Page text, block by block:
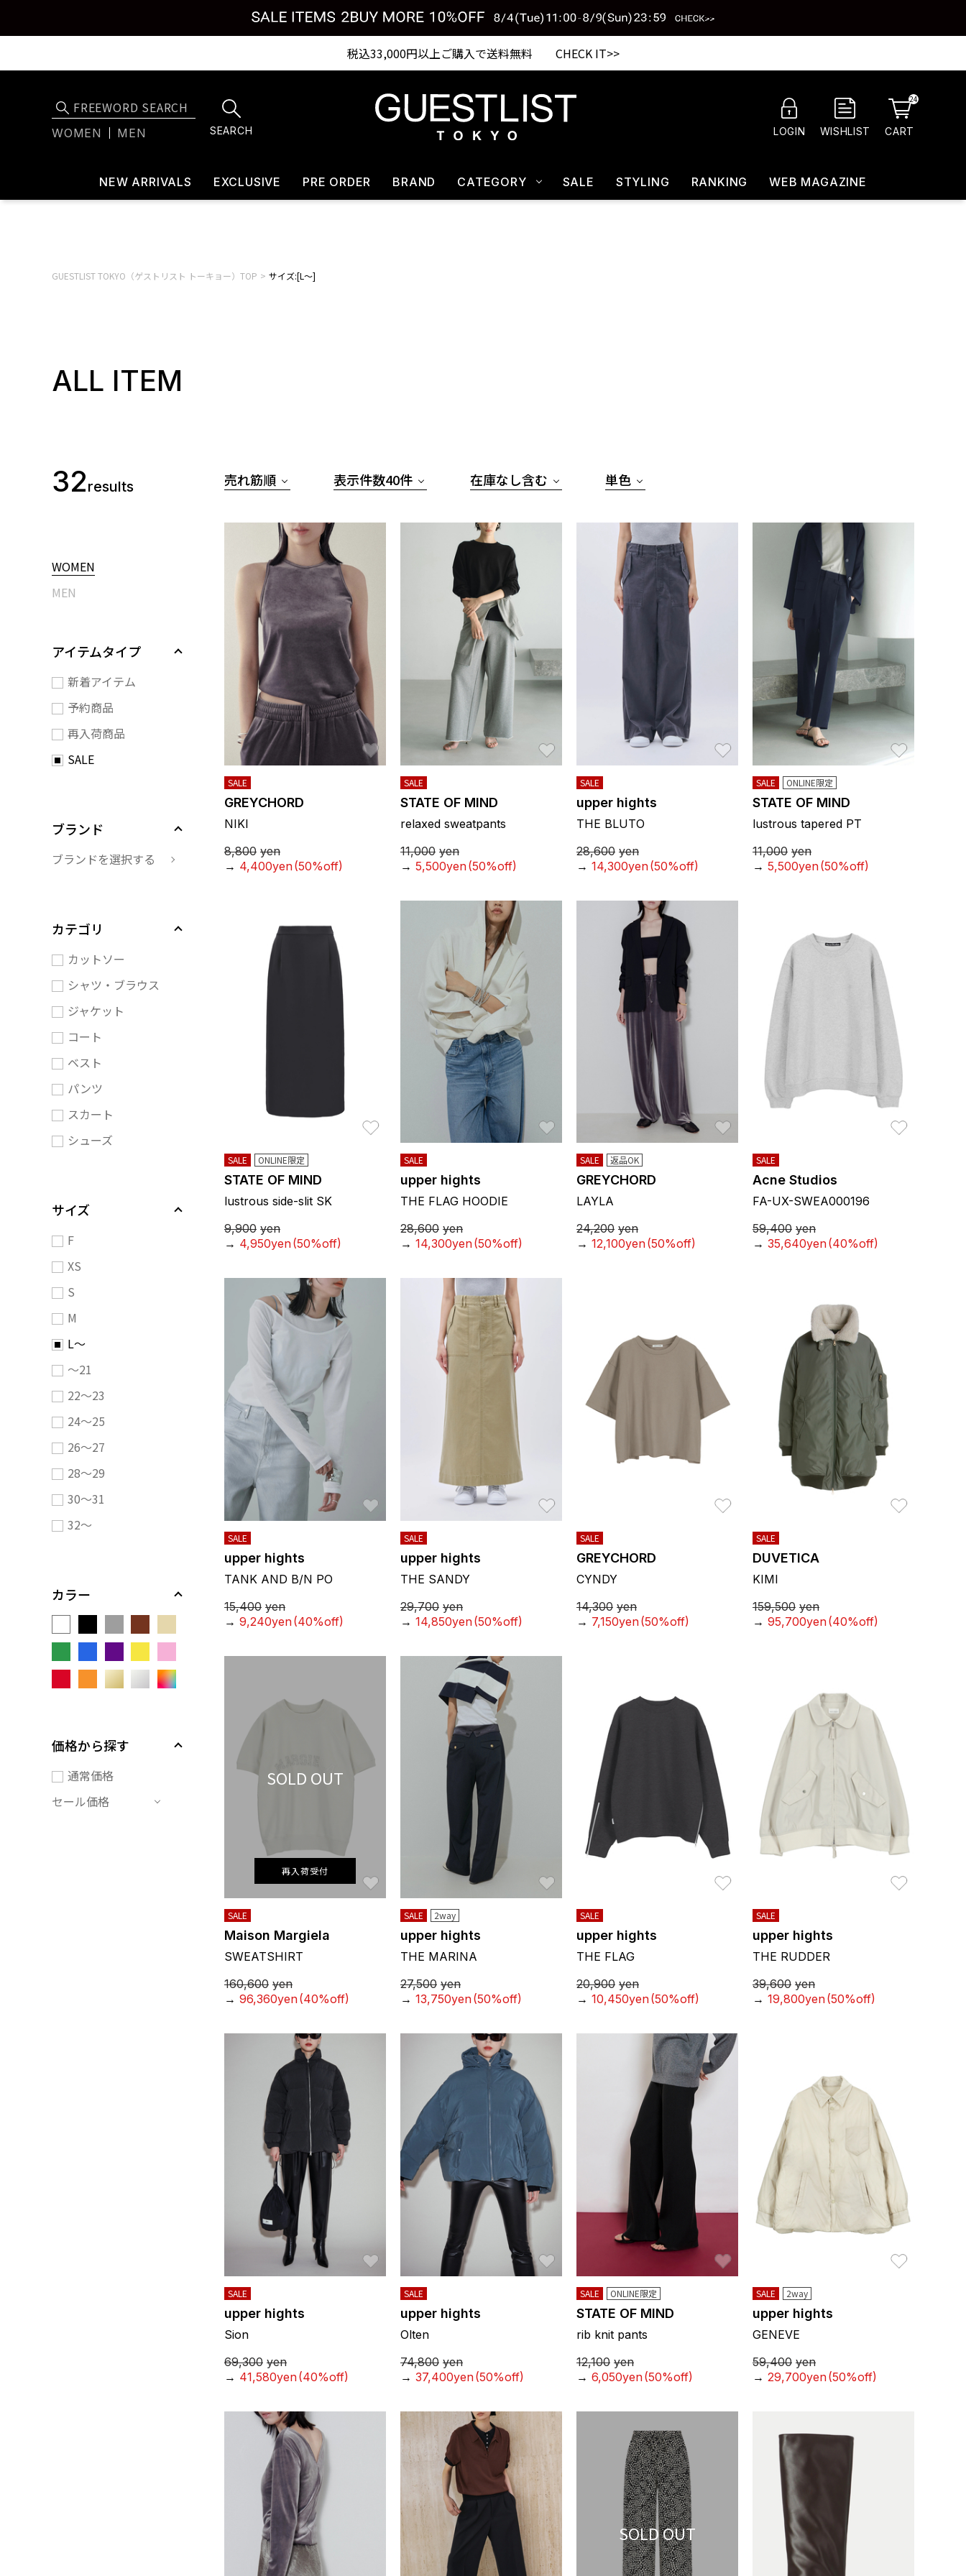
Shopping from outside Japan? Visit our Global Site here. >>
WOMEN MEN SEARCH LOGIN WISHLIST CART
24
NEW ARRIVALS EXCLUSIVE PRE ORDER BRAND CATEGORY SALE STYLING RANKING WEB MAGAZINE
GUESTLIST TOKYO（ゲストリスト トーキョー）TOP サイズ:[L～]
ALL ITEM
32results
WOMEN
MEN
アイテムタイプ
新着アイテム
予約商品
再入荷商品
SALE
ブランド
ブランドを選択する
カテゴリ
カットソー
シャツ・ブラウス
ジャケット
コート
ベスト
パンツ
スカート
シューズ
サイズ
F
XS
S
M
L～
～21
22～23
24～25
26～27
28～29
30～31
32～
カラー
価格から探す
通常価格
セール価格
売れ筋順 表示件数40件 在庫なし含む 単色
SALE
GREYCHORD
NIKI
8,800 yen
→ 4,400yen(50%off)
SALE
STATE OF MIND
relaxed sweatpants
11,000 yen
→ 5,500yen(50%off)
お気に入り
SALE
upper hights
THE BLUTO
28,600 yen
→ 14,300yen(50%off)
SALE ONLINE限定
STATE OF MIND
lustrous tapered PT
11,000 yen
→ 5,500yen(50%off)
SALE ONLINE限定
STATE OF MIND
lustrous side-slit SK
9,900 yen
→ 4,950yen(50%off)
SALE
upper hights
THE FLAG HOODIE
28,600 yen
→ 14,300yen(50%off)
SALE 返品OK
GREYCHORD
LAYLA
24,200 yen
→ 12,100yen(50%off)
SALE
Acne Studios
FA-UX-SWEA000196
59,400 yen
→ 35,640yen(40%off)
SALE
upper hights
TANK AND B/N PO
15,400 yen
→ 9,240yen(40%off)
SALE
upper hights
THE SANDY
29,700 yen
→ 14,850yen(50%off)
SALE
GREYCHORD
CYNDY
14,300 yen
→ 7,150yen(50%off)
SALE
DUVETICA
KIMI
159,500 yen
→ 95,700yen(40%off)
SOLD OUT
再入荷受付
SALE
Maison Margiela
SWEATSHIRT
160,600 yen
→ 96,360yen(40%off)
SALE 2way
upper hights
THE MARINA
27,500 yen
→ 13,750yen(50%off)
SALE
upper hights
THE FLAG
20,900 yen
→ 10,450yen(50%off)
SALE
upper hights
THE RUDDER
39,600 yen
→ 19,800yen(50%off)
SALE
upper hights
Sion
69,300 yen
→ 41,580yen(40%off)
SALE
upper hights
Olten
74,800 yen
→ 37,400yen(50%off)
SALE ONLINE限定
STATE OF MIND
rib knit pants
12,100 yen
→ 6,050yen(50%off)
SALE 2way
upper hights
GENEVE
59,400 yen
→ 29,700yen(50%off)
SOLD OUT